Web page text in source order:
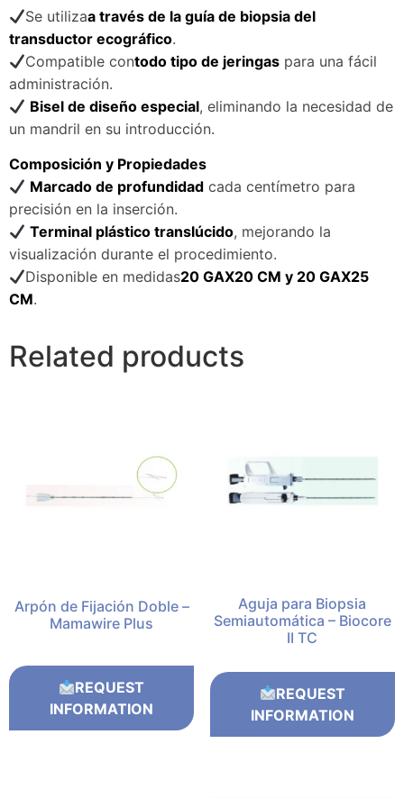
Se utilizaa través de la guía de biopsia del
transductor ecográfico.
Compatible contodo tipo de jeringas para una fácil
administración.
Bisel de diseño especial, eliminando la necesidad de
un mandril en su introducción.
Composición y Propiedades
Marcado de profundidad cada centímetro para
precisión en la inserción.
Terminal plástico translúcido, mejorando la
visualización durante el procedimiento.
Disponible en medidas20 GAX20 CM y 20 GAX25
CM.
Related products
Arpón de Fijación Doble –
Mamawire Plus
REQUEST
INFORMATION
Aguja para Biopsia
Semiautomática – Biocore
II TC
REQUEST
INFORMATION